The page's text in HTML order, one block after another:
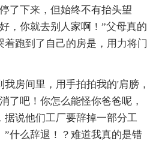
了下来，但始终不有抬头望
，你就去别人家啊！”父母真的
跑到了自己的房是，用力将门
房间里，用手拍拍我的'肩膀，
了吧！你怎么能怪你爸爸呢，
说他们工厂要辞掉一部分工
”什么辞退！？难道我真的是错